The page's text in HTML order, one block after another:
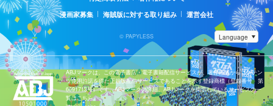
漫画家募集
海賊版に対する取り組み 運営会社
© PAPYLESS
ABJマークは、この電子書店・電子書籍配信サービスが、著作権者からコンテン
ツ使用許諾を得た正規版配信サービスであることを示す登録商標（登録番号 第
6091713号）です。ABJマークの詳細、ABJマークを掲示しているサービスの一
覧はこちら。